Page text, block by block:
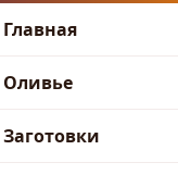
Главная
Оливье
Заготовки